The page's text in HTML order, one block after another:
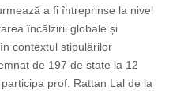
a fi întreprinse la nivel
încălzirii globale și
contextul stipulărilor
de 197 de state la 12
prof. Rattan Lal de la